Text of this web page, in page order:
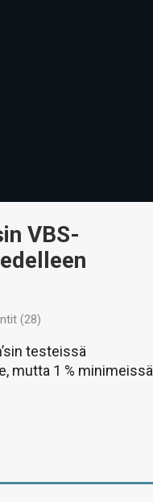
VBS-
(28)
testeissä
mutta 1 % minimeissä